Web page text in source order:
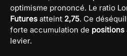
optimisme prononcé. Le ratio
Futures atteint 2,75. Ce
forte accumulation de positions
levier.